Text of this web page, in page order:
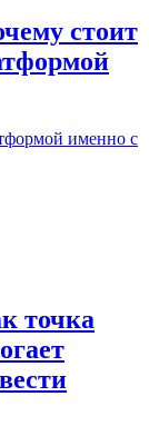
стоит
именно с
точка